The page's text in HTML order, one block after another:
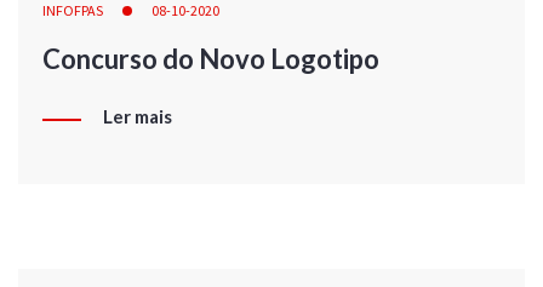
INFOFPAS 08-10-2020
Concurso do Novo Logotipo
Ler mais